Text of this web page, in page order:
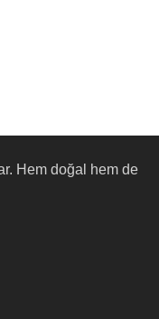
Hem doğal hem de